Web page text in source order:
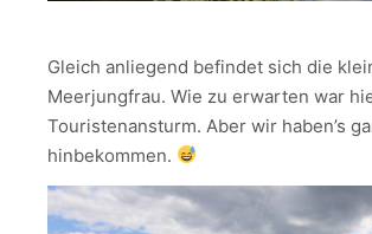
Gleich anliegend befindet sich die
Meerjungfrau. Wie zu erwarten war
Touristenansturm. Aber wir haben’s
hinbekommen.